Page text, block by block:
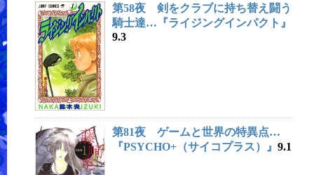
第58夜 剣をクラブに持ち替え闘う
騎士達…『ライジングインパクト』
9.3
第81夜 ゲームと世界の特異点…
『PSYCHO+（サイコプラス）』 9.1